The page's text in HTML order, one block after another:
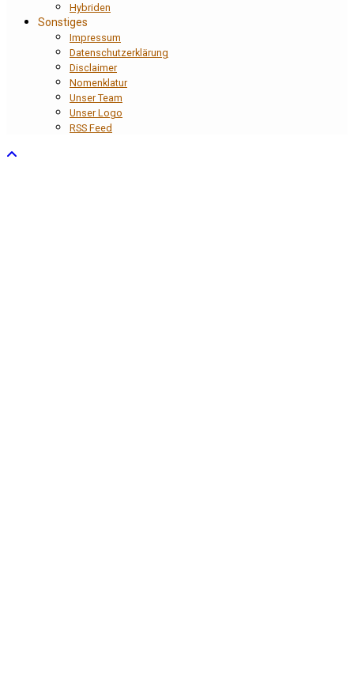
Hybriden
Sonstiges
Impressum
Datenschutzerklärung
Disclaimer
Nomenklatur
Unser Team
Unser Logo
RSS Feed